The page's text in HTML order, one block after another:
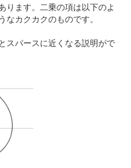
ります。二乗の項は以下のよ
カクカクのものです。
スパースに近くなる説明がで